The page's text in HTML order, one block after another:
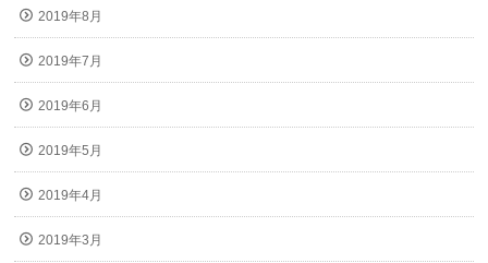
2019年8月
2019年7月
2019年6月
2019年5月
2019年4月
2019年3月